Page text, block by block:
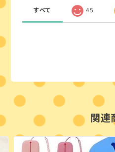
すべて 45
関連